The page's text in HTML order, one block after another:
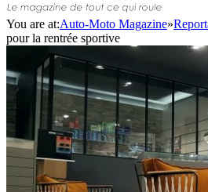
You are at:Auto-Moto Magazine»
pour la rentrée sportive